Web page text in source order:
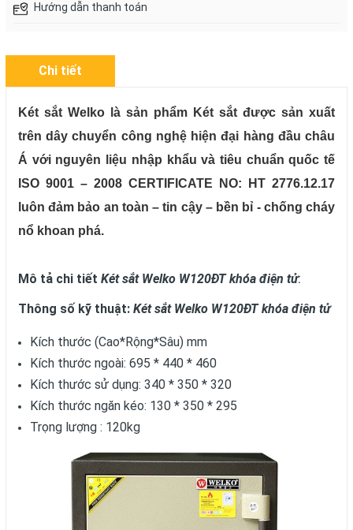
Hướng dẫn thanh toán
Chi tiết
Két sắt Welko là sản phẩm Két sắt được sản xuất
trên dây chuyển công nghệ hiện đại hàng đầu châu
Á với nguyên liệu nhập khẩu và tiêu chuẩn quốc tế
ISO 9001 – 2008 CERTIFICATE NO: HT 2776.12.17
luôn đảm bảo an toàn – tin cậy – bền bỉ - chống cháy
nổ khoan phá.
Mô tả chi tiết Két sắt Welko W120ĐT khóa điện tử:
Thông số kỹ thuật: Két sắt Welko W120ĐT khóa điện tử
Kích thước (Cao*Rộng*Sâu) mm
Kích thước ngoài: 695 * 440 * 460
Kích thước sử dụng: 340 * 350 * 320
Kích thước ngăn kéo: 130 * 350 * 295
Trọng lượng : 120kg